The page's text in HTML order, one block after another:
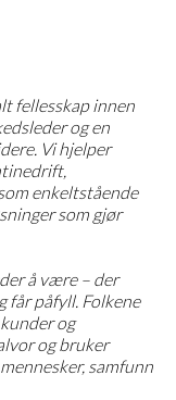
fellesskap innen
og en
Vi hjelper
enkeltstående
som gjør
å være – der
får påfyll. Folkene
og
og bruker
samfunn